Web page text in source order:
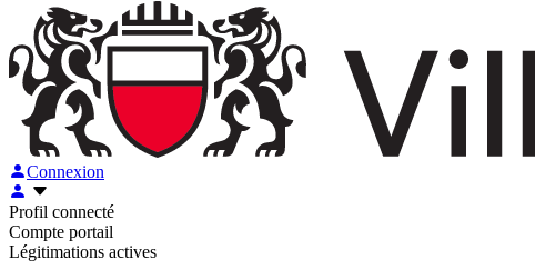
Connexion
Profil connecté
Compte portail
Légitimations actives